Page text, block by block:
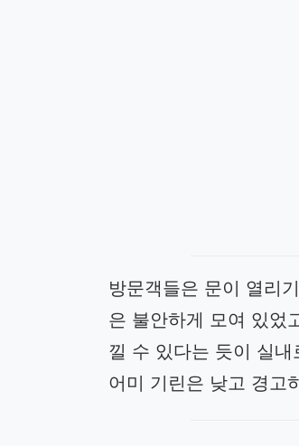
방문객들은 문이 열리
은 불안하게 모여 있었
낄 수 있다는 듯이 실
어미 기린은 낮고 경고